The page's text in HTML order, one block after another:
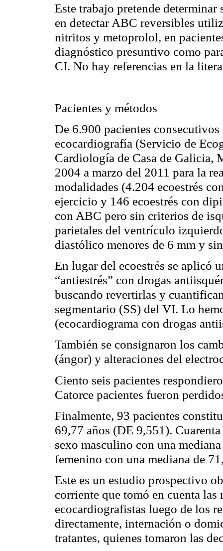
Este trabajo pretende
en detectar ABC reversibles
nitritos y metoprolol, en
diagnóstico presuntivo como
CI. No hay referencias en la
Pacientes y métodos
De 6.900 pacientes
ecocardiografía (Servicio de
Cardiología de Casa de Galicia,
2004 a marzo del 2011 para la
modalidades (4.204 ecoestrés
ejercicio y 146 ecoestrés con
con ABC pero sin criterios de
parietales del ventrículo
diastólico menores de 6 mm y
En lugar del ecoestrés se aplicó
“antiestrés” con drogas
buscando revertirlas y
segmentario (SS) del VI. Lo
(ecocardiograma con drogas
También se consignaron los
(ángor) y alteraciones del
Ciento seis pacientes
Catorce pacientes fueron
Finalmente, 93 pacientes
69,77 años (DE 9,551).
sexo masculino con una
femenino con una mediana de
Este es un estudio prospectivo
corriente que tomó en cuenta
ecocardiografistas luego de los
directamente, internación o
tratantes, quienes tomaron las